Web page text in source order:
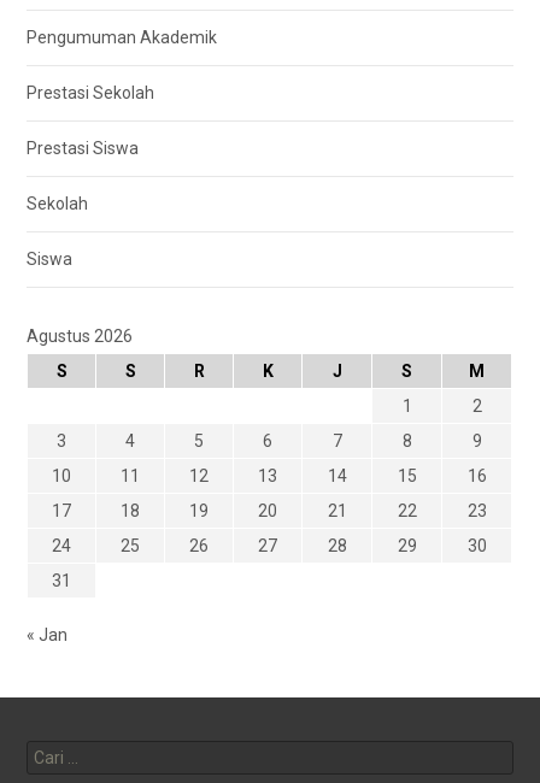
Pengumuman Akademik
Prestasi Sekolah
Prestasi Siswa
Sekolah
Siswa
Agustus 2026
S
S R K J S
M
1
2
3
4 5 6 7 8
9
10
11 12 13 14 15
16
17
18 19 20 21 22
23
24
25 26 27 28 29
30
31
« Jan
untuk: